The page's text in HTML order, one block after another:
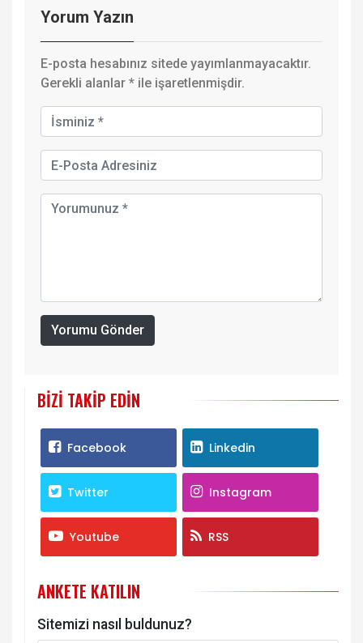
Yorum Yazın
E-posta hesabınız sitede yayımlanmayacaktır.
Gerekli alanlar * ile işaretlenmişdir.
Yorumu Gönder
BIZI TAKIP EDIN
Facebook Linkedin
Twitter Instagram
Youtube RSS
ANKETE KATILIN
Sitemizi nasıl buldunuz?